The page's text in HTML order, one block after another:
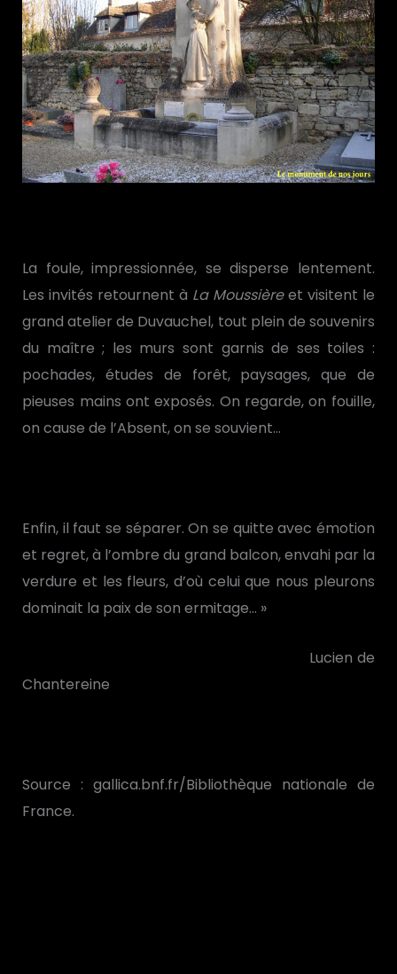
La foule, impressionnée, se disperse lentement.
Les invités retournent à La Moussièreet visitent le
grand atelier de Duvauchel, tout plein de souvenirs
du maître ; les murs sont garnis de ses toiles :
pochades, études de forêt, paysages, que de
pieuses mains ont exposés. On regarde, on fouille,
on cause de l’Absent, on se souvient…
Enfin, il faut se séparer. On se quitte avec émotion
et regret, à l’ombre du grand balcon, envahi par la
verdure et les fleurs, d’où celui que nous pleurons
dominait la paix de son ermitage… »
Lucien de
Chantereine
Source : gallica.bnf.fr/Bibliothèque nationale de
France.